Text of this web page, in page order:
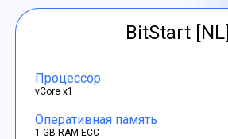
BitStart [NL]
Процессор
vCore x1
Оперативная память
1 GB RAM ECC